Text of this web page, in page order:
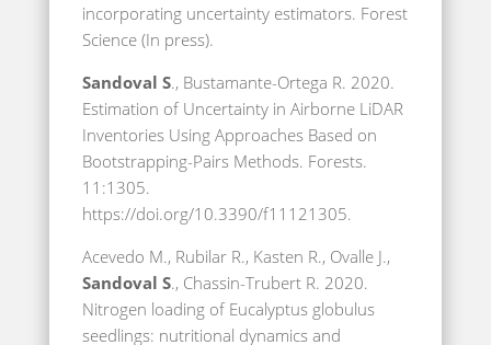
incorporating uncertainty estimators. Forest
Science (In press).
Sandoval S., Bustamante-Ortega R. 2020.
Estimation of Uncertainty in Airborne LiDAR
Inventories Using Approaches Based on
Bootstrapping-Pairs Methods. Forests.
11:1305.
https://doi.org/10.3390/f11121305.
Acevedo M., Rubilar R., Kasten R., Ovalle J.,
Sandoval S., Chassin-Trubert R. 2020.
Nitrogen loading of Eucalyptus globulus
seedlings: nutritional dynamics and